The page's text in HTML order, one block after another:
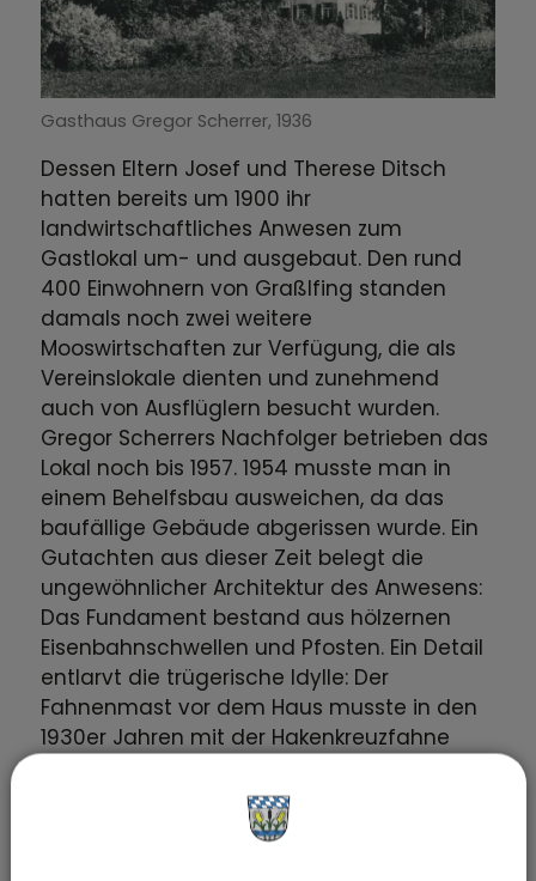
Gasthaus Gregor Scherrer, 1936
Dessen Eltern Josef und Therese Ditsch
hatten bereits um 1900 ihr
landwirtschaftliches Anwesen zum
Gastlokal um- und ausgebaut. Den rund
400 Einwohnern von Graßlfing standen
damals noch zwei weitere
Mooswirtschaften zur Verfügung, die als
Vereinslokale dienten und zunehmend
auch von Ausflüglern besucht wurden.
Gregor Scherrers Nachfolger betrieben das
Lokal noch bis 1957. 1954 musste man in
einem Behelfsbau ausweichen, da das
baufällige Gebäude abgerissen wurde. Ein
Gutachten aus dieser Zeit belegt die
ungewöhnlicher Architektur des Anwesens:
Das Fundament bestand aus hölzernen
Eisenbahnschwellen und Pfosten. Ein Detail
entlarvt die trügerische Idylle: Der
Fahnenmast vor dem Haus musste in den
1930er Jahren mit der Hakenkreuzfahne